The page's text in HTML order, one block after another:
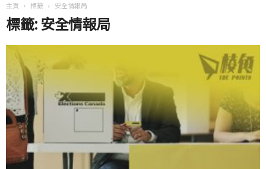
主頁 標籤 安全情報局
標籤: 安全情報局